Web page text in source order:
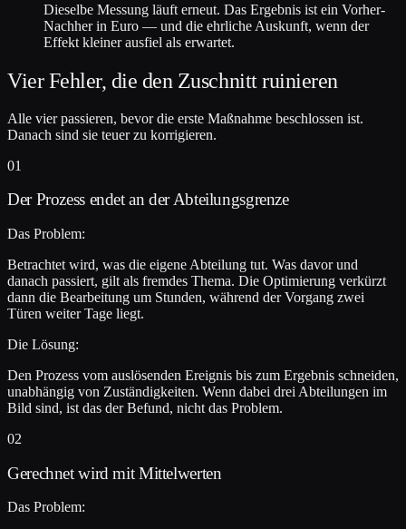
Dieselbe Messung läuft erneut. Das Ergebnis ist ein Vorher-
Nachher in Euro — und die ehrliche Auskunft, wenn der
Effekt kleiner ausfiel als erwartet.
Vier Fehler, die den Zuschnitt ruinieren
Alle vier passieren, bevor die erste Maßnahme beschlossen ist.
Danach sind sie teuer zu korrigieren.
01
Der Prozess endet an der Abteilungsgrenze
Das Problem:
Betrachtet wird, was die eigene Abteilung tut. Was davor und
danach passiert, gilt als fremdes Thema. Die Optimierung verkürzt
dann die Bearbeitung um Stunden, während der Vorgang zwei
Türen weiter Tage liegt.
Die Lösung:
Den Prozess vom auslösenden Ereignis bis zum Ergebnis schneiden,
unabhängig von Zuständigkeiten. Wenn dabei drei Abteilungen im
Bild sind, ist das der Befund, nicht das Problem.
02
Gerechnet wird mit Mittelwerten
Das Problem: